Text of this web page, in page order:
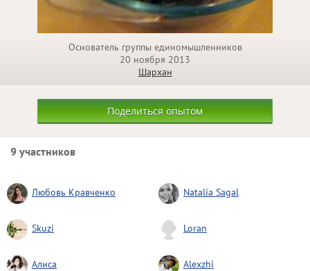
Основатель группы единомышленников
20 ноября 2013
Шархан
Поделиться опытом
9 участников
Любовь Кравченко Natalia Sagal
Skuzi Loran
Алиса Alexzhi